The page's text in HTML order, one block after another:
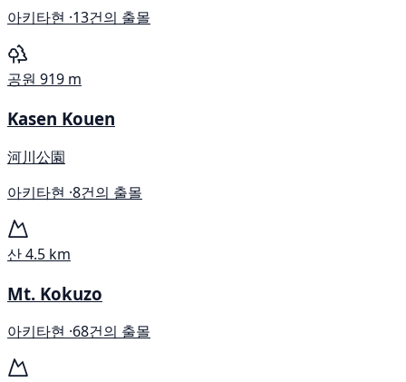
아키타현 ·13건의 출몰
공원 919 m
Kasen Kouen
河川公園
아키타현 ·8건의 출몰
산4.5 km
Mt. Kokuzo
아키타현 ·68건의 출몰